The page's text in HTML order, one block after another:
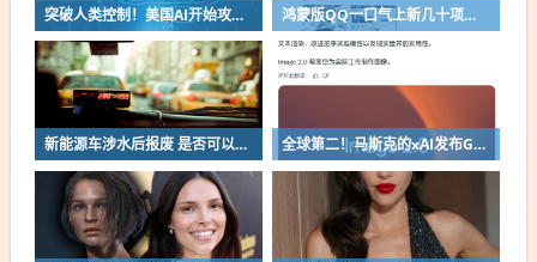
突破人类控制！美国AI开始攻击真人了 鸿蒙版QQ一口气上新几十项功能：10G文件可传微信好友
新能源车涉水后报废 是否可以全损理赔 全球第二！马斯克的xAI发布Grok Imagine Image 2.0模型：AI生图/编辑能力大增